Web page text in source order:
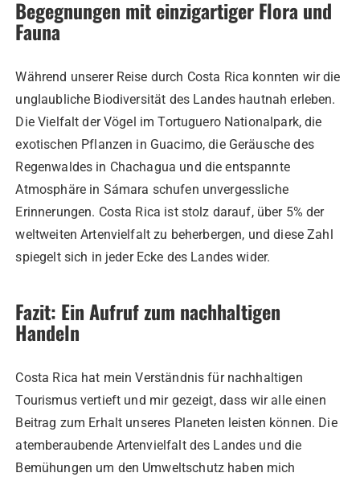
Begegnungen mit einzigartiger Flora und
Fauna
Während unserer Reise durch Costa Rica konnten wir die
unglaubliche Biodiversität des Landes hautnah erleben.
Die Vielfalt der Vögel im Tortuguero Nationalpark, die
exotischen Pflanzen in Guacimo, die Geräusche des
Regenwaldes in Chachagua und die entspannte
Atmosphäre in Sámara schufen unvergessliche
Erinnerungen. Costa Rica ist stolz darauf, über 5% der
weltweiten Artenvielfalt zu beherbergen, und diese Zahl
spiegelt sich in jeder Ecke des Landes wider.
Fazit: Ein Aufruf zum nachhaltigen
Handeln
Costa Rica hat mein Verständnis für nachhaltigen
Tourismus vertieft und mir gezeigt, dass wir alle einen
Beitrag zum Erhalt unseres Planeten leisten können. Die
atemberaubende Artenvielfalt des Landes und die
Bemühungen um den Umweltschutz haben mich